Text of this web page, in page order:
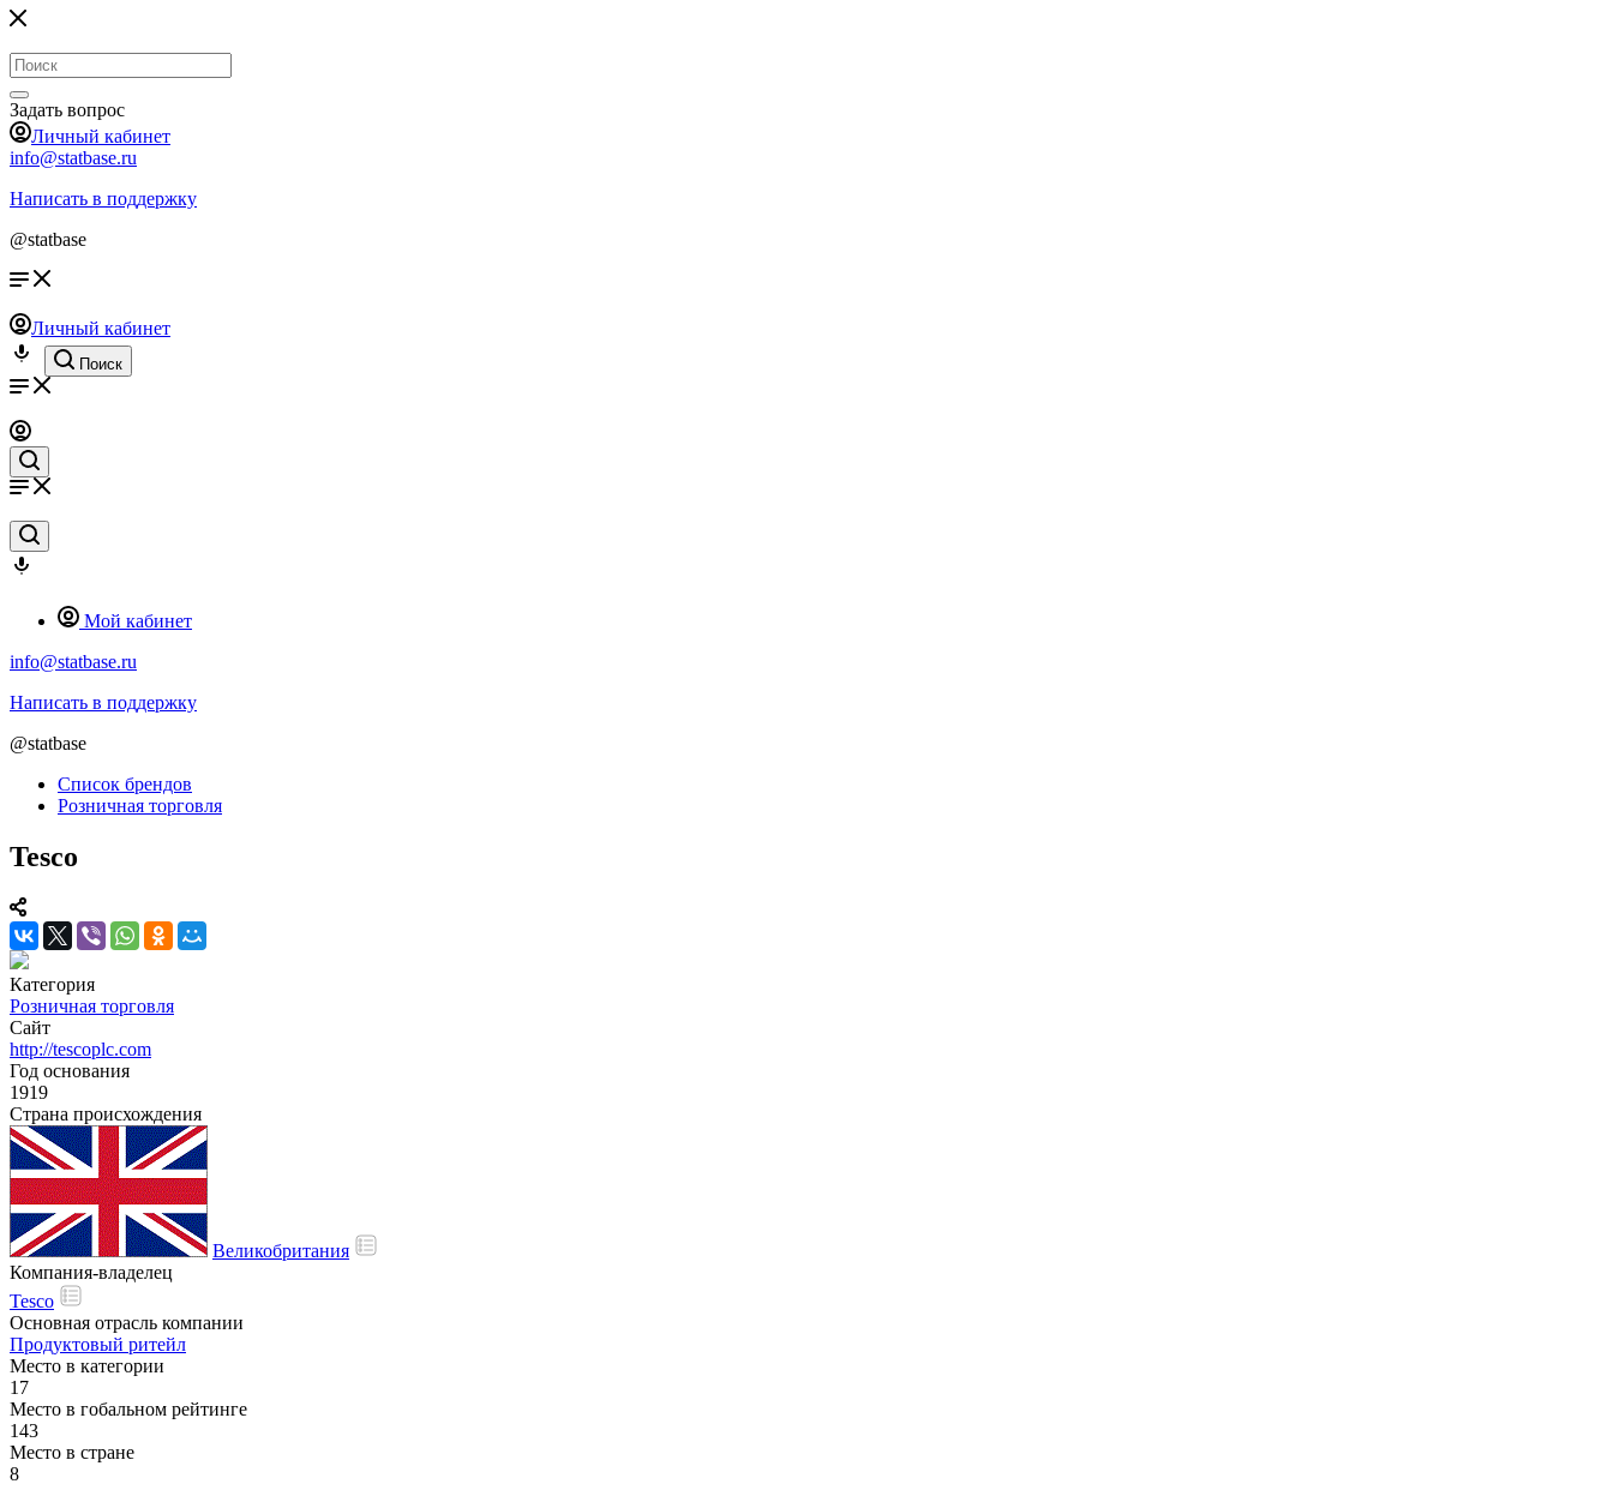
Задать вопрос
Личный кабинет
info@statbase.ru
Написать в поддержку
@statbase
Личный кабинет
Поиск
Мой кабинет
info@statbase.ru
Написать в поддержку
@statbase
Список брендов
Розничная торговля
Tesco
Категория
Розничная торговля
Сайт
http://tescoplc.com
Год основания
1919
Страна происхождения
Великобритания
Компания-владелец
Tesco
Основная отрасль компании
Продуктовый ритейл
Место в категории
17
Место в гобальном рейтинге
143
Место в стране
8